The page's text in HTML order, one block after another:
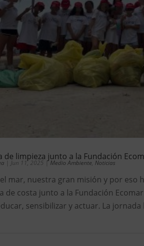
de limpieza junto a la Fundación
| Jun 11, 2025 |Medio Ambiente Noticias
mar, nuestra gran misión y por eso
de costa junto a la Fundación
sensibilizar y actuar. La